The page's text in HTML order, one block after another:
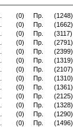
(0) Пр.
(1248)
(0) Пр.
(1662)
(0) Пр.
(3117)
(0) Пр.
(2791)
(0) Пр.
(2399)
(0) Пр.
(1319)
(0) Пр.
(2107)
(0) Пр.
(1310)
(0) Пр.
(1361)
(0) Пр.
(2125)
(0) Пр.
(1328)
(0) Пр.
(1290)
(0) Пр. (1496)